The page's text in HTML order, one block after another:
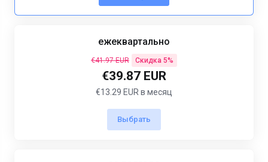
ежеквартально
€41.97 EUR Скидка 5%
€39.87 EUR
€13.29 EUR в месяц
Выбрать